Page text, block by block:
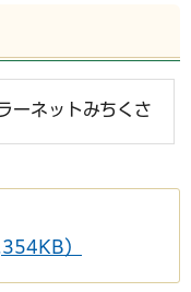
ーネットみちくさ
）